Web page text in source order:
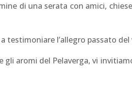
di una serata con amici,
testimoniare l’allegro passato del
gli aromi del Pelaverga, vi